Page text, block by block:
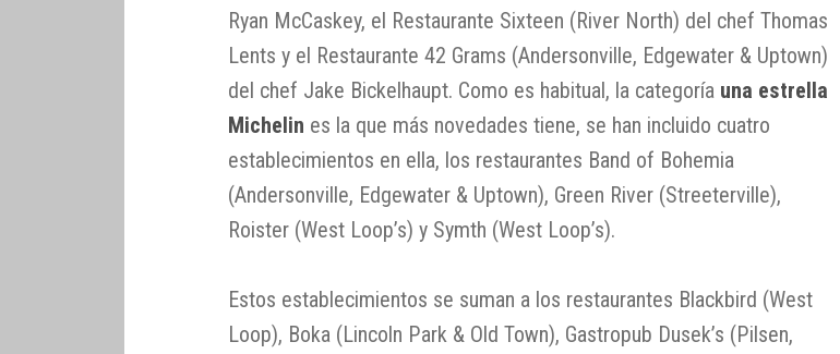
Ryan McCaskey, el Restaurante Sixteen (River North) del chef Thomas
Lents y el Restaurante 42 Grams (Andersonville, Edgewater & Uptown)
del chef Jake Bickelhaupt. Como es habitual, la categoría una estrella
Michelin es la que más novedades tiene, se han incluido cuatro
establecimientos en ella, los restaurantes Band of Bohemia
(Andersonville, Edgewater & Uptown), Green River (Streeterville),
Roister (West Loop’s) y Symth (West Loop’s).
Estos establecimientos se suman a los restaurantes Blackbird (West
Loop), Boka (Lincoln Park & Old Town), Gastropub Dusek’s (Pilsen,